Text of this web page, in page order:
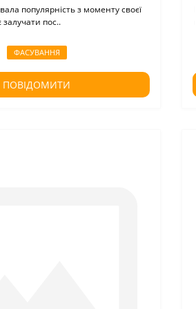
популярність з моменту своєї
залучати пос..
ФАСУВАННЯ
ПОВІДОМИТИ